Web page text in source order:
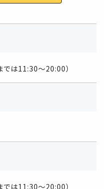
は11:30～20:00）
は11:30～20:00）